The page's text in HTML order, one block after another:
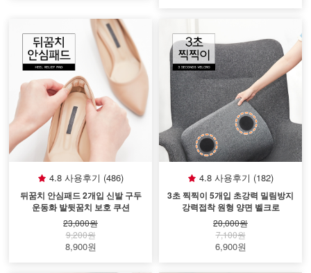
4.8 사용후기 (486)
뒤꿈치 안심패드 2개입 신발 구두
운동화 발뒷꿈치 보호 쿠션
23,000원
9,200원
8,900원
4.8 사용후기 (182)
3초 찍찍이 5개입 초강력 밀림방지
강력접착 원형 양면 벨크로
20,000원
7,100원
6,900원